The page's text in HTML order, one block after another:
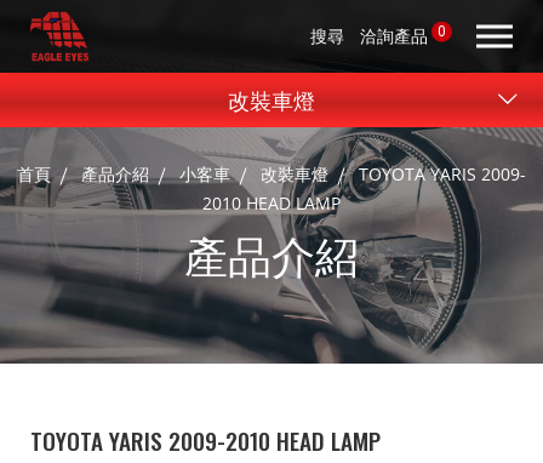
搜尋 洽詢產品 0
首頁 產品介紹 小客車 改裝車燈
TOYOTA YARIS 2009-
2010 HEAD LAMP
產品介紹
改裝車燈
TOYOTA YARIS 2009-2010 HEAD LAMP